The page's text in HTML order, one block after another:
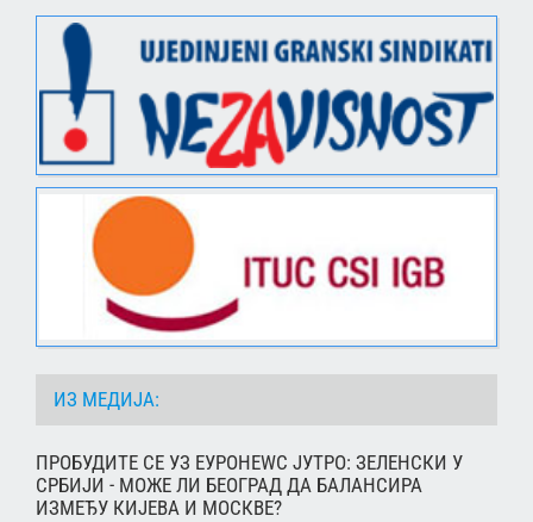
ИЗ МЕДИЈА:
ПРОБУДИТЕ СЕ УЗ ЕУРОНЕWС ЈУТРО: ЗЕЛЕНСКИ У
СРБИЈИ - МОЖЕ ЛИ БЕОГРАД ДА БАЛАНСИРА
ИЗМЕЂУ КИЈЕВА И МОСКВЕ?